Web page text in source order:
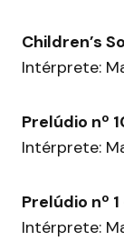
Children’s
Intérprete:
Prelúdio nº
Intérprete:
Prelúdio nº 1
Intérprete: